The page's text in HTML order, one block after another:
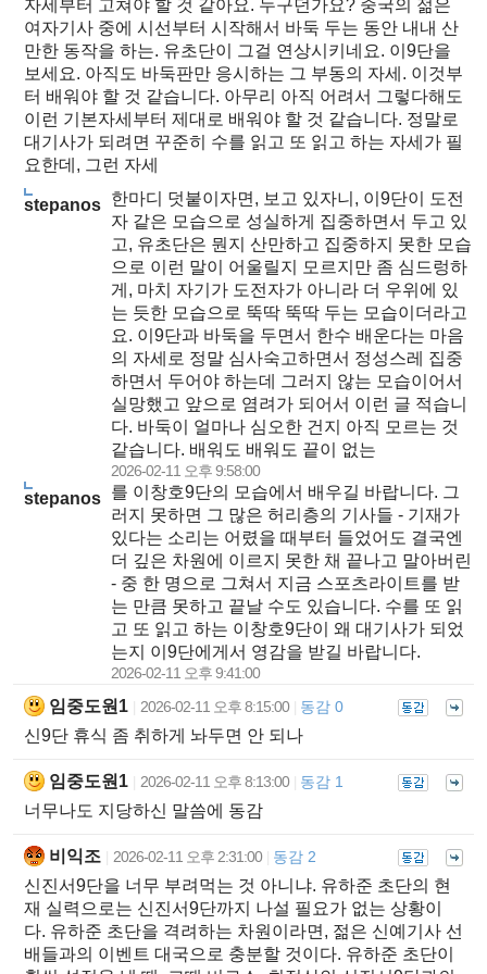
자세부터 고쳐야 할 것 같아요. 누구던가요? 중국의 젊은
여자기사 중에 시선부터 시작해서 바둑 두는 동안 내내 산
만한 동작을 하는. 유초단이 그걸 연상시키네요. 이9단을
보세요. 아직도 바둑판만 응시하는 그 부동의 자세. 이것부
터 배워야 할 것 같습니다. 아무리 아직 어려서 그렇다해도
이런 기본자세부터 제대로 배워야 할 것 같습니다. 정말로
대기사가 되려면 꾸준히 수를 읽고 또 읽고 하는 자세가 필
요한데, 그런 자세
stepanos 한마디 덧붙이자면, 보고 있자니, 이9단이 도전
자 같은 모습으로 성실하게 집중하면서 두고 있
고, 유초단은 뭔지 산만하고 집중하지 못한 모습
으로 이런 말이 어울릴지 모르지만 좀 심드렁하
게, 마치 자기가 도전자가 아니라 더 우위에 있
는 듯한 모습으로 뚝딱 뚝딱 두는 모습이더라고
요. 이9단과 바둑을 두면서 한수 배운다는 마음
의 자세로 정말 심사숙고하면서 정성스레 집중
하면서 두어야 하는데 그러지 않는 모습이어서
실망했고 앞으로 염려가 되어서 이런 글 적습니
다. 바둑이 얼마나 심오한 건지 아직 모르는 것
같습니다. 배워도 배워도 끝이 없는
2026-02-11 오후 9:58:00
stepanos 를 이창호9단의 모습에서 배우길 바랍니다. 그
러지 못하면 그 많은 허리층의 기사들 - 기재가
있다는 소리는 어렸을 때부터 들었어도 결국엔
더 깊은 차원에 이르지 못한 채 끝나고 말아버린
- 중 한 명으로 그쳐서 지금 스포츠라이트를 받
는 만큼 못하고 끝날 수도 있습니다. 수를 또 읽
고 또 읽고 하는 이창호9단이 왜 대기사가 되었
는지 이9단에게서 영감을 받길 바랍니다.
2026-02-11 오후 9:41:00
임중도원1 2026-02-11 오후 8:15:00 동감 0
신9단 휴식 좀 취하게 놔두면 안 되나
임중도원1 2026-02-11 오후 8:13:00 동감 1
너무나도 지당하신 말씀에 동감
비익조 2026-02-11 오후 2:31:00 동감 2
신진서9단을 너무 부려먹는 것 아니냐. 유하준 초단의 현
재 실력으로는 신진서9단까지 나설 필요가 없는 상황이
다. 유하준 초단을 격려하는 차원이라면, 젊은 신예기사 선
배들과의 이벤트 대국으로 충분할 것이다. 유하준 초단이